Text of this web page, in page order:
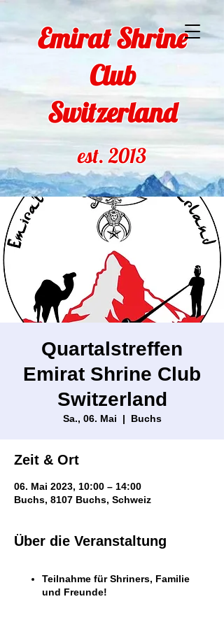
Emirat Shrine
Club
Switzerland
est. 2013
Quartalstreffen
Emirat Shrine Club
Switzerland
Sa., 06. Mai
  |
Buchs
Zeit & Ort
06. Mai 2023, 10:00 – 14:00
Buchs, 8107 Buchs, Schweiz
Über die Veranstaltung
Teilnahme für Shriners, Familie
und Freunde!